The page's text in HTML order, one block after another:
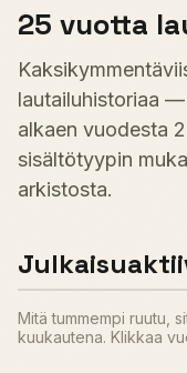
25 vuotta
lautailuhistoriaa
alkaen vuodesta
sisältötyypin
arkistosta.
Mitä tummempi ruutu,
kuukautena. Klikkaa